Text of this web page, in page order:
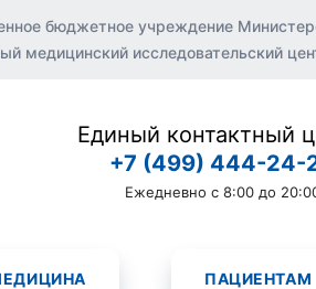
бюджетное учреждение
медицинский исследовательский
Единый контактный
+7 (499) 444-24-
Ежедневно с 8:00 до
ПАЦИЕНТАМ